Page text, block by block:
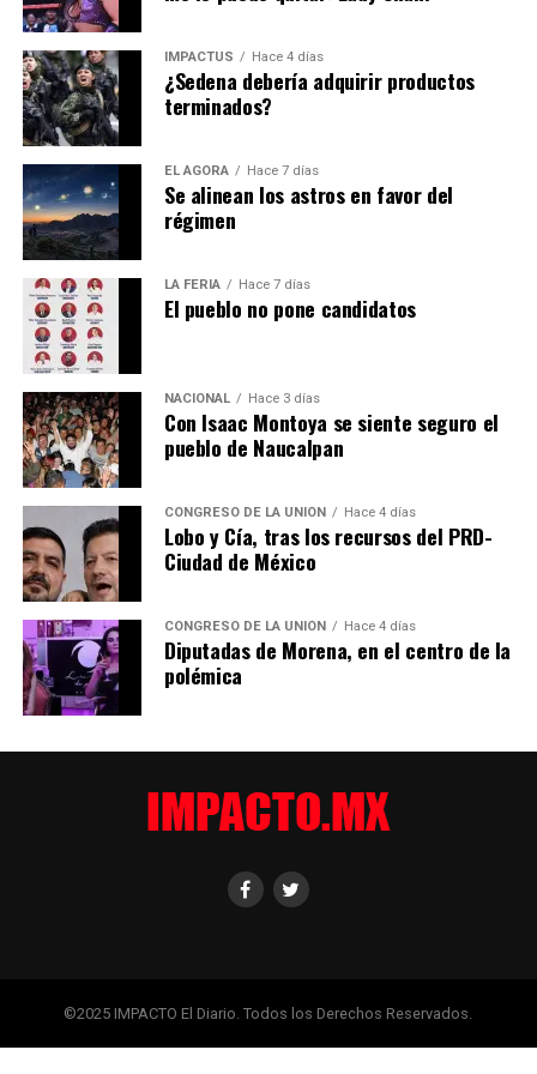
Independencia y a las centrales camioneras del Norte y
del Sur.
¿Tú ya usaste el nuevo Tren Suburbano con destino o
salida del Felipe Ángeles?
¿Te animarías a probarlo o prefieres llegar al
aeropuerto también llamado Benito Juárez?
RECORRIDO ADORMECEDOR
A través del amplio ventanal del recién inaugurado tren
Felipe Ángeles, veo desfilar parques industriales,
bodegas, viviendas populares.
Avanzamos a una velocidad que a ratos me adormece.
Aunque fue diseñado para alcanzar velocidades de hasta
120 kilómetros por hora, en la práctica circula más
las condiciones de operación del trayecto.
Pero Arturo Ávila no será el único aspirante del partido
guinda por la alcaldía Cuauhtémoc.
Ahí está Caty Monreal, hija de Ricardo Monreal Ávila,
quien quiere ir por la revancha y su obstáculo será el
conflicto de interés por el apellido que carga en sus
hombros.
IMPACTUS Hace 4 días
¿Sedena debería adquirir productos
terminados?
EL ÁGORA Hace 7 días
Se alinean los astros en favor del
régimen
LA FERIA Hace 7 días
El pueblo no pone candidatos
NACIONAL Hace 3 días
Con Isaac Montoya se siente seguro el
pueblo de Naucalpan
CONGRESO DE LA UNIÓN Hace 4 días
Lobo y Cía, tras los recursos del PRD-
Ciudad de México
CONGRESO DE LA UNIÓN Hace 4 días
Diputadas de Morena, en el centro de la
polémica
©2025 IMPACTO El Diario. Todos los Derechos Reservados.